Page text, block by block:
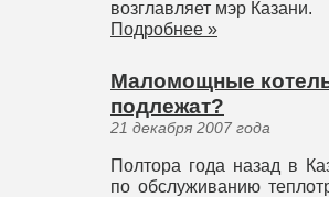
возглавляет мэр Казани.
Подробнее »
Маломощные
подлежат?
21 декабря 2007 года
Полтора года назад в
по обслуживанию